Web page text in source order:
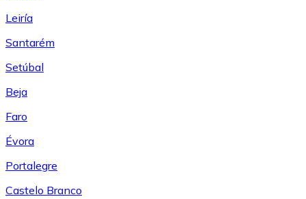
Leiría
Santarém
Setúbal
Beja
Faro
Évora
Portalegre
Castelo Branco